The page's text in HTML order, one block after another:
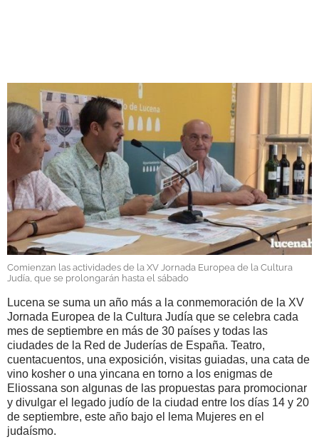
GALERÍAS
Comienzan las actividades de la XV Jornada Europea de la Cultura
Judía, que se prolongarán hasta el sábado
Lucena se suma un año más a la conmemoración de la XV
Jornada Europea de la Cultura Judía que se celebra cada
mes de septiembre en más de 30 países y todas las
ciudades de la Red de Juderías de España. Teatro,
cuentacuentos, una exposición, visitas guiadas, una cata de
vino kosher o una yincana en torno a los enigmas de
Eliossana son algunas de las propuestas para promocionar
y divulgar el legado judío de la ciudad entre los días 14 y 20
de septiembre, este año bajo el lema Mujeres en el
judaísmo.